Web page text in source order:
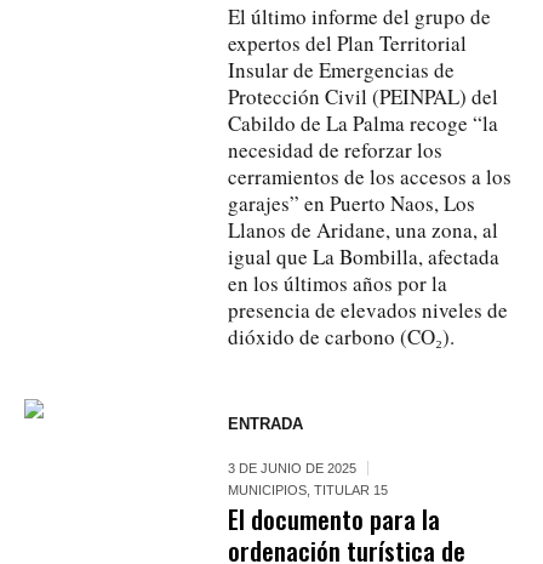
El último informe del grupo de
expertos del Plan Territorial
Insular de Emergencias de
Protección Civil (PEINPAL) del
Cabildo de La Palma recoge “la
necesidad de reforzar los
cerramientos de los accesos a los
garajes” en Puerto Naos, Los
Llanos de Aridane, una zona, al
igual que La Bombilla, afectada
en los últimos años por la
presencia de elevados niveles de
dióxido de carbono (CO₂).
ENTRADA
3 DE JUNIO DE 2025
MUNICIPIOS ,TITULAR 15
El documento para la
ordenación turística de